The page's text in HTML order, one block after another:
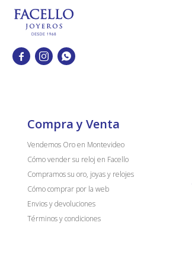
  
Compra y Venta
Vendemos Oro en Montevideo
Cómo vender su reloj en Facello
Compramos su oro, joyas y relojes
Cómo comprar por la web
Envios y devoluciones
Términos y condiciones